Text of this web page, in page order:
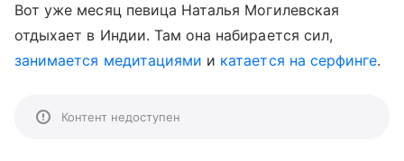
Вот уже месяц певица Наталья Могилевская
отдыхает в Индии. Там она набирается сил,
занимается медитациями и катается на серфинге.
Контент недоступен